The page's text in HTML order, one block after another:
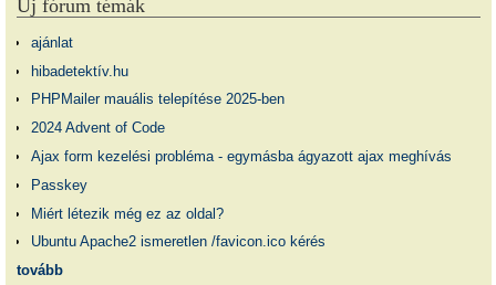
Új fórum témák
ajánlat
hibadetektív.hu
PHPMailer mauális telepítése 2025-ben
2024 Advent of Code
Ajax form kezelési probléma - egymásba ágyazott ajax meghívás
Passkey
Miért létezik még ez az oldal?
Ubuntu Apache2 ismeretlen /favicon.ico kérés
tovább